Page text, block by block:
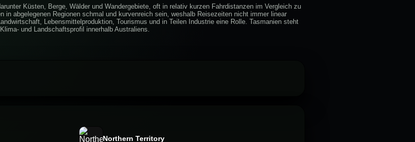
Küsten, Berge, Wälder und Wandergebiete, oft in relativ kurzen Fahrdistanzen im Vergleich zu
in abgelegenen Regionen schmal und kurvenreich sein, weshalb Reisezeiten nicht immer linear
Lebensmittelproduktion, Tourismus und in Teilen Industrie eine Rolle. Tasmanien steht
und Landschaftsprofil innerhalb Australiens.
Northern Territory